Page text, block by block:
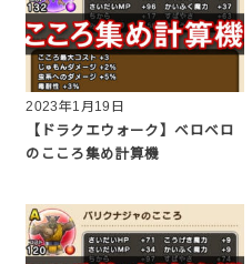
2023年1月19日
【ドラクエウォーク】ベロベロ
のこころ集め計算機